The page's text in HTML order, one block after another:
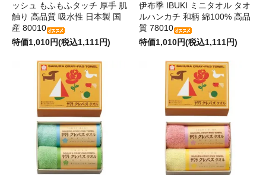
ッシュ もふもふタッチ 厚手 肌
触り 高品質 吸水性 日本製 国
産 80010
特価1,010円(税込1,111円)
伊布季 IBUKI ミニタオル タオ
ルハンカチ 和柄 綿100% 高品
質 78010
特価1,010円(税込1,111円)